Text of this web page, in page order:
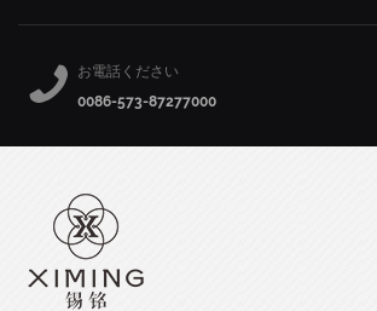
お電話ください
0086-573-87277000